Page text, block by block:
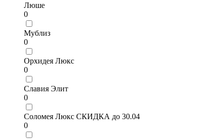
Люше
0
Мублиз
0
Орхидея Люкс
0
Славия Элит
0
Соломея Люкс СКИДКА до 30.04
0